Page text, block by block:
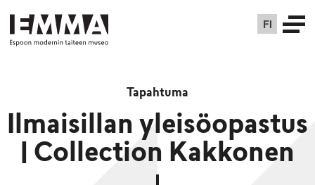
FI
Tapahtuma
Ilmaisillan yleisöopastus
| Collection Kakkonen